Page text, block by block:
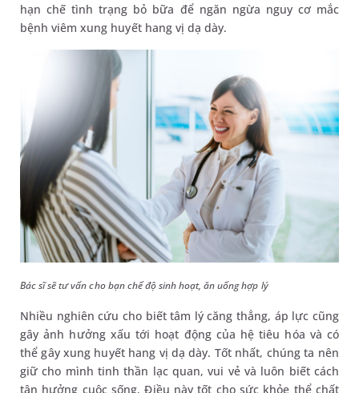
hạn chế tình trạng bỏ bữa để ngăn ngừa nguy cơ mắc
bệnh viêm xung huyết hang vị dạ dày.
Bác sĩ sẽ tư vấn cho bạn chế độ sinh hoạt, ăn uống hợp lý
Nhiều nghiên cứu cho biết tâm lý căng thẳng, áp lực cũng
gây ảnh hưởng xấu tới hoạt động của hệ tiêu hóa và có
thể gây xung huyết hang vị dạ dày. Tốt nhất, chúng ta nên
giữ cho mình tinh thần lạc quan, vui vẻ và luôn biết cách
tận hưởng cuộc sống. Điều này tốt cho sức khỏe thể chất